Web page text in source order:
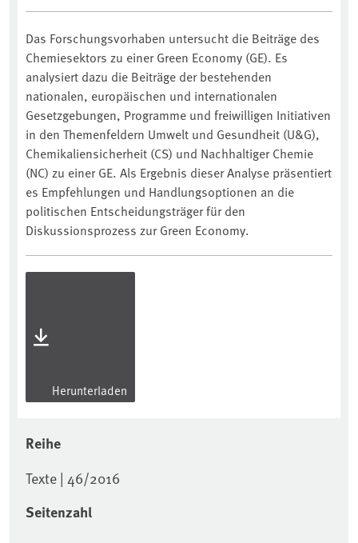
Das Forschungsvorhaben untersucht die Beiträge des
Chemiesektors zu einer Green Economy (GE). Es
analysiert dazu die Beiträge der bestehenden
nationalen, europäischen und internationalen
Gesetzgebungen, Programme und freiwilligen Initiativen
in den Themenfeldern Umwelt und Gesundheit (U&G),
Chemikaliensicherheit (CS) und Nachhaltiger Chemie
(NC) zu einer GE. Als Ergebnis dieser Analyse präsentiert
es Empfehlungen und Handlungsoptionen an die
politischen Entscheidungsträger für den
Diskussionsprozess zur Green Economy.
Herunterladen
Reihe
Texte | 46/2016
Seitenzahl